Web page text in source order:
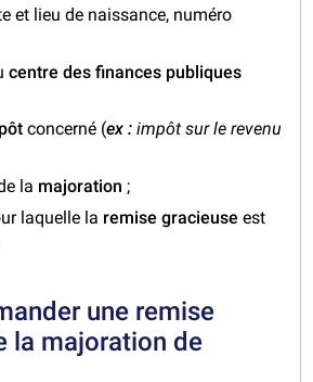
et lieu de naissance, numéro
centre des finances publiques
concerné (ex : impôt sur le revenu
la majoration ;
laquelle la remise gracieuse est
une remise
la majoration de